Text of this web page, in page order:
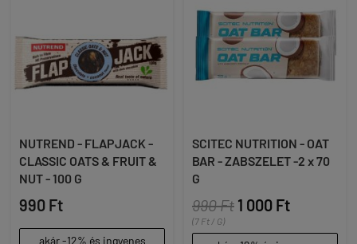
NUTREND - FLAPJACK -
CLASSIC OATS & FRUIT &
NUT - 100 G
990 Ft
akár -12% és ingyenes
SCITEC NUTRITION - OAT
BAR - ZABSZELET -2 x 70
G
990 Ft 1 000 Ft
(7 Ft / G)